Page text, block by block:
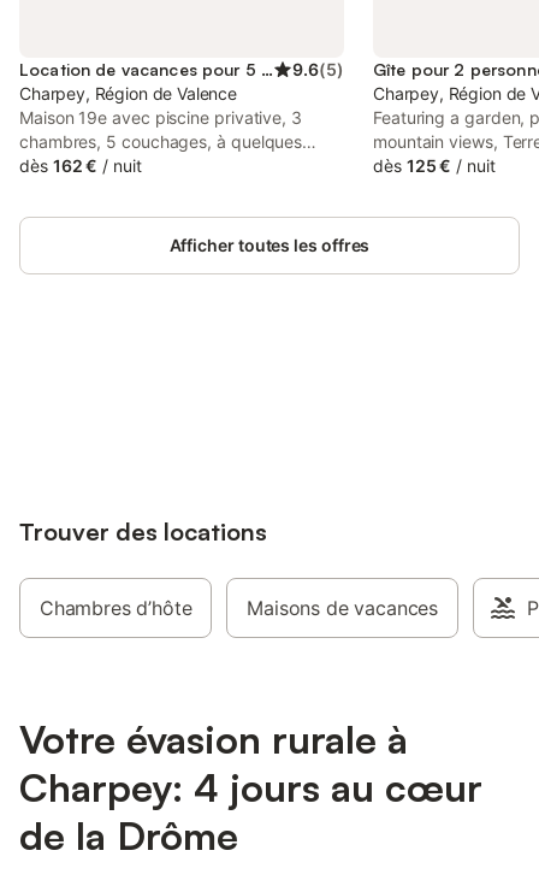
Location de vacances pour 5 personnes 9.6(5)
Charpey, Région de Valence
Maison 19e avec piscine privative, 3
chambres, 5 couchages, à quelques
kilomètres du parc national du Vercors,
confort pour passer des vacances en
dès 162 € / nuit
Gîte pour 2
Charpey, Région de
Featuring a garden,
mountain views,
Charpey. The
Expo and 4.3 km
dès 125 € / nuit
Afficher toutes les offres
Trouver des locations
Chambres d’hôte Maisons de vacances
Votre évasion rurale à
Charpey: 4 jours au cœur
de la Drôme